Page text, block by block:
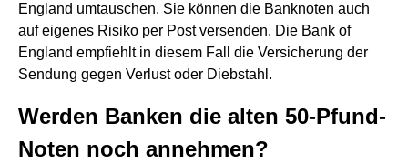
England umtauschen. Sie können die Banknoten auch
auf eigenes Risiko per Post versenden. Die Bank of
England empfiehlt in diesem Fall die Versicherung der
Sendung gegen Verlust oder Diebstahl.
Werden Banken die alten 50-Pfund-
Noten noch annehmen?